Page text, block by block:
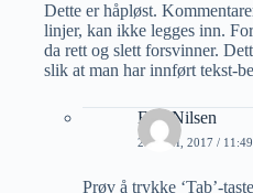
Dette er håpløst.
linjer, kan ikke legges inn.
da rett og slett forsvinner.
slik at man har innført tekst-
Erik Nilsen
20 JUNI, 2017 / 11:49
Prøv å trykke ‘Tab’-